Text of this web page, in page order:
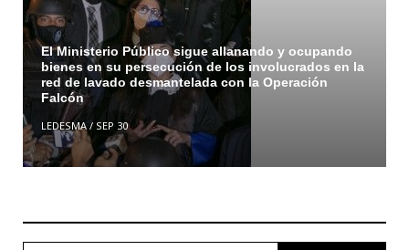
El Ministerio Público sigue allanando y ocupando
bienes en su persecución de los involucrados en la
red de lavado desmantelada con la Operación
Falcón
LEDESMA/ SEP 30